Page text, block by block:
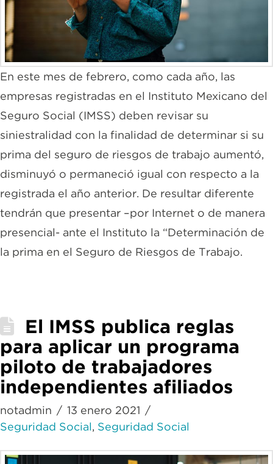
En este mes de febrero, como cada año, las
empresas registradas en el Instituto Mexicano del
Seguro Social (IMSS) deben revisar su
siniestralidad con la finalidad de determinar si su
prima del seguro de riesgos de trabajo aumentó,
disminuyó o permaneció igual con respecto a la
registrada el año anterior. De resultar diferente
tendrán que presentar –por Internet o de manera
presencial- ante el Instituto la “Determinación de
la prima en el Seguro de Riesgos de Trabajo.
El IMSS publica reglas
para aplicar un programa
piloto de trabajadores
independientes afiliados
notadmin
13 enero 2021
Seguridad Social, Seguridad Social